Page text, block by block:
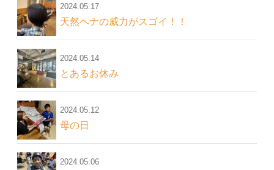
2024.05.17
天然ヘナの威力がスゴイ！！
2024.05.14
とあるお休み
2024.05.12
母の日
2024.05.06